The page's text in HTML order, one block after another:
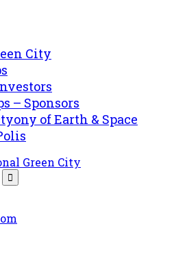
City
– Sponsors
of Earth & Space